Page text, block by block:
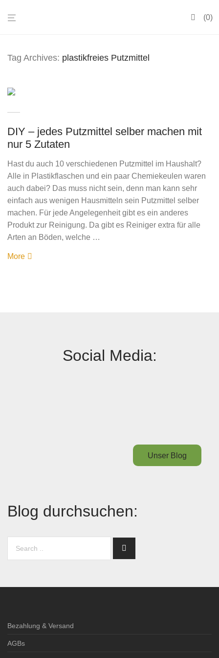
0
Tag Archives: plastikfreies Putzmittel
DIY – jedes Putzmittel selber machen mit
nur 5 Zutaten
Hast du auch 10 verschiedenen Putzmittel im Haushalt?
Alle in Plastikflaschen und ein paar Chemiekeulen waren
auch dabei? Das muss nicht sein, denn man kann sehr
einfach aus wenigen Hausmitteln sein Putzmittel selber
machen. Für jede Angelegenheit gibt es ein anderes
Produkt zur Reinigung. Da gibt es Reiniger extra für alle
Arten an Böden, welche …
More
Social Media:
Unser Blog
Blog durchsuchen:
Bezahlung & Versand
AGBs